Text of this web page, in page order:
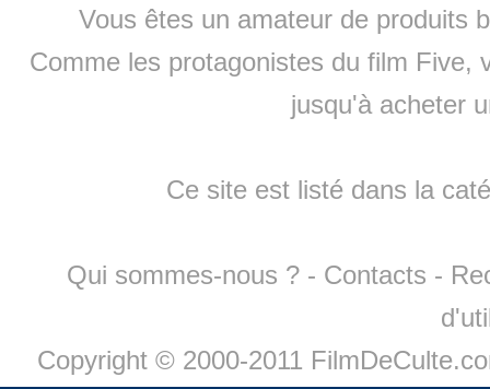
Vous êtes un amateur de produits
Comme les protagonistes du film Five,
jusqu'à acheter
Ce site est listé dans la
Qui sommes-nous ? - Contacts -
Copyright © 2000-2011